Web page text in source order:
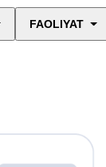
FAOLIYAT